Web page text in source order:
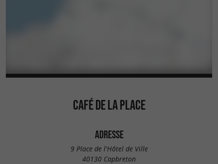
CAFÉ DE LA PLACE
ADRESSE
9 Place de l'Hôtel de Ville
40130 Capbreton